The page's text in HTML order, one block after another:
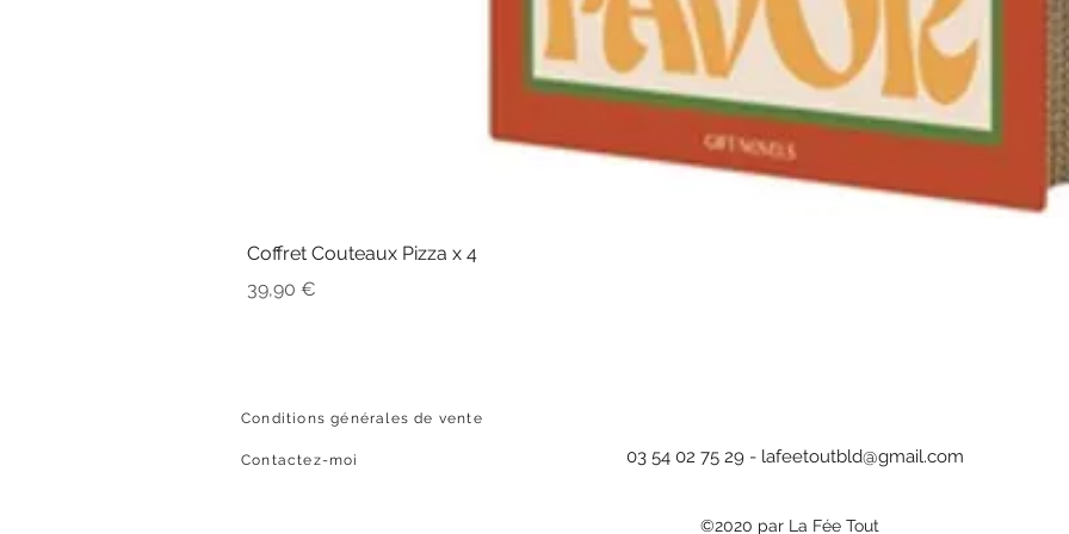
Coffret Couteaux Pizza x 4
Prix
39,90 €
Conditions générales de vente
Contactez-moi 03 54 02 75 29 - lafeetoutbld@gmail.com
©2020 par La Fée Tout